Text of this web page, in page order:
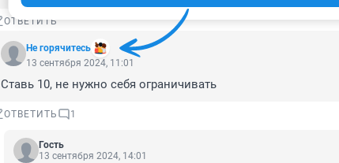
ОТВЕТИТЬ
Не горячитесь
13 сентября 2024, 11:01
Ставь 10, не нужно себя ограничивать
ОТВЕТИТЬ 1
Гость
13 сентября 2024, 14:01